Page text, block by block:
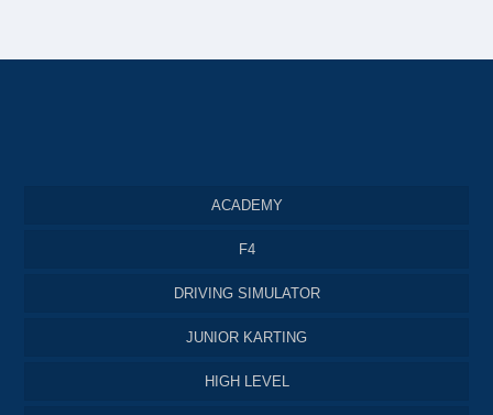
ACADEMY
F4
DRIVING SIMULATOR
JUNIOR KARTING
HIGH LEVEL